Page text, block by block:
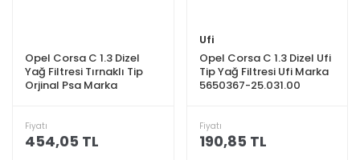
Opel Corsa C 1.3 Dizel
Yağ Filtresi Tırnaklı Tip
Orjinal Psa Marka
Fiyatı
454,05 TL
Ufi
Opel Corsa C 1.3 Dizel Ufi
Tip Yağ Filtresi Ufi Marka
5650367-25.031.00
Fiyatı
190,85 TL